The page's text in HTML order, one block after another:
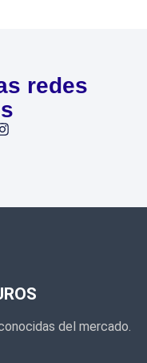
redes
del mercado.